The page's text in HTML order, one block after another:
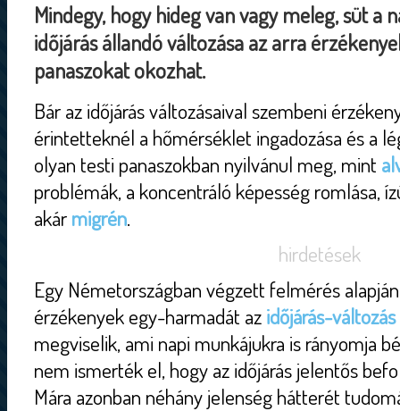
Mindegy, hogy hideg van vagy meleg, süt a
időjárás állandó változása az arra
panaszokat okozhat.
Bár az időjárás változásaival szembeni
érintetteknél a hőmérséklet ingadozása és a
olyan testi panaszokban nyilvánul meg, mint
problémák, a koncentráló képesség romlása,
akár migrén.
hirdetések
Egy Németországban végzett felmérés
érzékenyek egy-harmadát az időjárás-változás
megviselik, ami napi munkájukra is rányomja
nem ismerték el, hogy az időjárás jelentős
Mára azonban néhány jelenség hátterét